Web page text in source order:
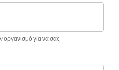
οργανισμό για να σας